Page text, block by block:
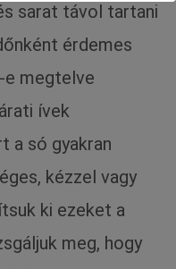
sarat távol tartani
érdemes
e megtelve
ívek
a só gyakran
kézzel vagy
ki ezeket a
meg, hogy